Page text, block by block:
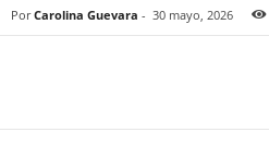
Por Carolina Guevara - 30 mayo, 2026